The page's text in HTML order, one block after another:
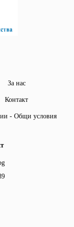
За нас
Контакт
- Общи условия